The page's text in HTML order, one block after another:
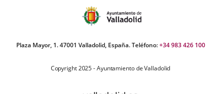
Plaza Mayor, 1. 47001 Valladolid, España. Teléfono:+34 983 426 100
Copyright 2025 - Ayuntamiento de Valladolid